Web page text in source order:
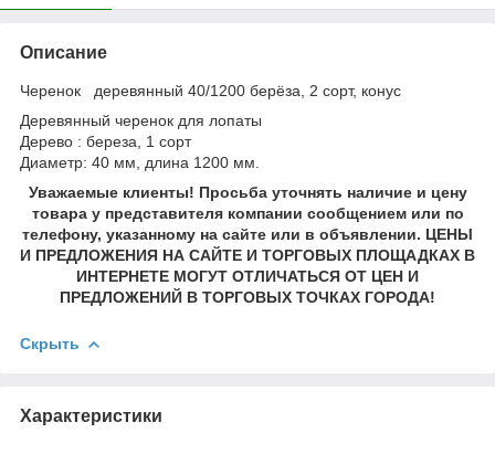
Описание
Черенок деревянный 40/1200 берёза, 2 сорт, конус
Деревянный черенок для лопаты
Дерево : береза, 1 сорт
Диаметр: 40 мм, длина 1200 мм.
Уважаемые клиенты! Просьба уточнять наличие и цену
товара у представителя компании сообщением или по
телефону, указанному на сайте или в объявлении. ЦЕНЫ
И ПРЕДЛОЖЕНИЯ НА САЙТЕ И ТОРГОВЫХ ПЛОЩАДКАХ В
ИНТЕРНЕТЕ МОГУТ ОТЛИЧАТЬСЯ ОТ ЦЕН И
ПРЕДЛОЖЕНИЙ В ТОРГОВЫХ ТОЧКАХ ГОРОДА!
Скрыть
Характеристики